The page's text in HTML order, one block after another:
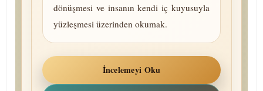
dönüşmesi ve insanın kendi iç kuyusuyla
yüzleşmesi üzerinden okumak.
İncelemeyi Oku